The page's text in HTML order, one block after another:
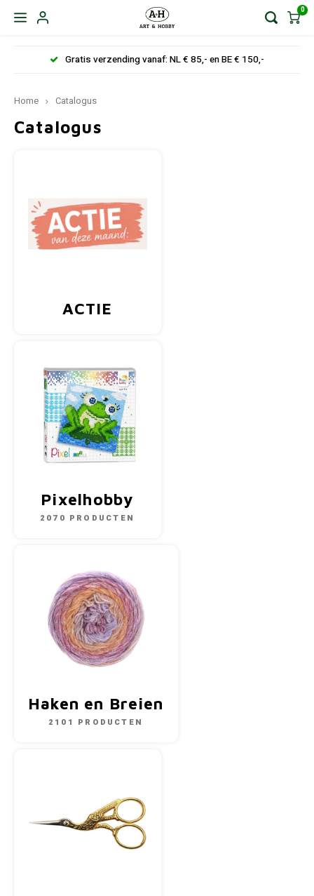
0
Gratis verzending vanaf: NL € 85,- en BE € 150,-
Home Catalogus
Catalogus
ACTIE
Pixelhobby
2070 PRODUCTEN
Haken en Breien
2101 PRODUCTEN